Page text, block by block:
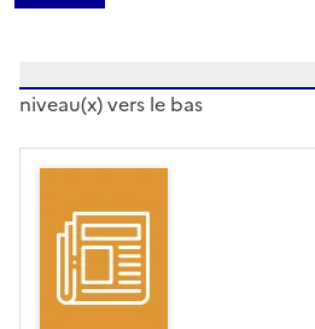
Etendre la recherche sur
niveau(x) vers le bas